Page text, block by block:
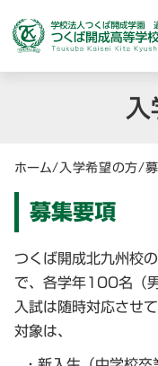
ホーム/入学希望の方/
募集要項
つくば開成北九州校
で、各学年100名（
入試は随時対応させ
対象は、